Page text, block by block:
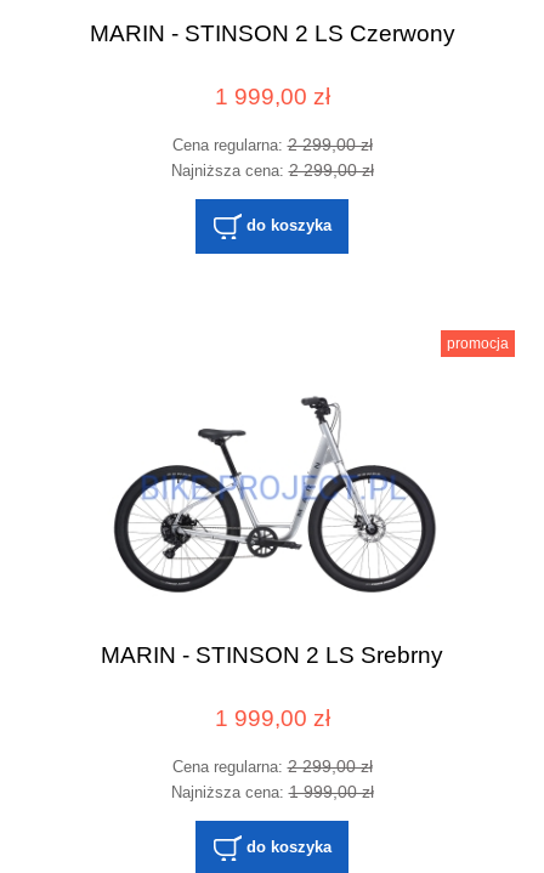
MARIN - STINSON 2 LS Czerwony
1 999,00 zł
Cena regularna:2 299,00 zł
Najniższa cena:2 299,00 zł
do koszyka
MARIN - STINSON 2 LS Srebrny
1 999,00 zł
Cena regularna:2 299,00 zł
Najniższa cena:1 999,00 zł
do koszyka
promocja